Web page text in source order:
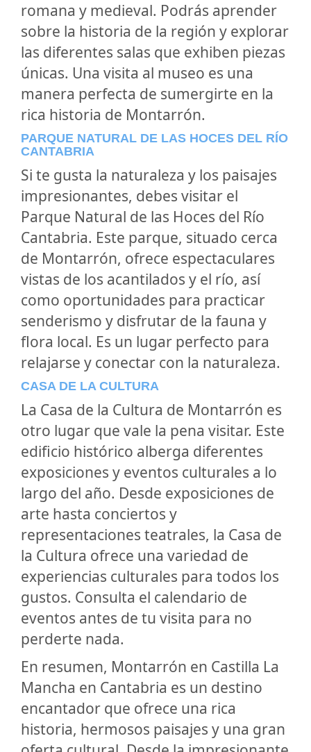
romana y medieval. Podrás aprender
sobre la historia de la región y explorar
las diferentes salas que exhiben piezas
únicas. Una visita al museo es una
manera perfecta de sumergirte en la
rica historia de Montarrón.
PARQUE NATURAL DE LAS HOCES DEL RÍO
CANTABRIA
Si te gusta la naturaleza y los paisajes
impresionantes, debes visitar el
Parque Natural de las Hoces del Río
Cantabria. Este parque, situado cerca
de Montarrón, ofrece espectaculares
vistas de los acantilados y el río, así
como oportunidades para practicar
senderismo y disfrutar de la fauna y
flora local. Es un lugar perfecto para
relajarse y conectar con la naturaleza.
CASA DE LA CULTURA
La Casa de la Cultura de Montarrón es
otro lugar que vale la pena visitar. Este
edificio histórico alberga diferentes
exposiciones y eventos culturales a lo
largo del año. Desde exposiciones de
arte hasta conciertos y
representaciones teatrales, la Casa de
la Cultura ofrece una variedad de
experiencias culturales para todos los
gustos. Consulta el calendario de
eventos antes de tu visita para no
perderte nada.
En resumen, Montarrón en Castilla La
Mancha en Cantabria es un destino
encantador que ofrece una rica
historia, hermosos paisajes y una gran